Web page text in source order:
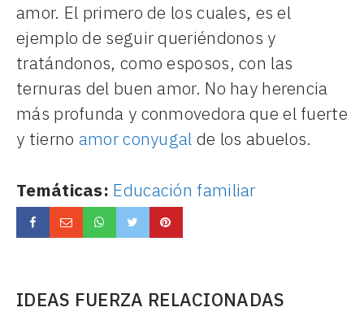
amor. El primero de los cuales, es el
ejemplo de seguir queriéndonos y
tratándonos, como esposos, con las
ternuras del buen amor. No hay herencia
más profunda y conmovedora que el fuerte
y tierno amor conyugal de los abuelos.
Temáticas: Educación familiar
IDEAS FUERZA RELACIONADAS